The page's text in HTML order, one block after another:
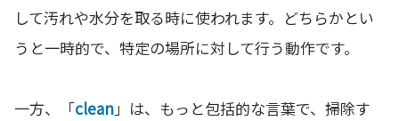
して汚れや水分を取る時に使われます。どちらかとい
うと一時的で、特定の場所に対して行う動作です。
一方、「clean」は、もっと包括的な言葉で、掃除す